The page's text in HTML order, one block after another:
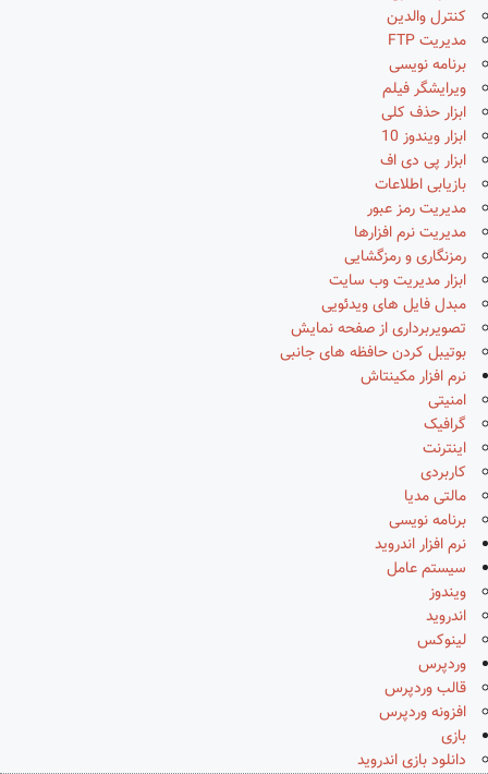
کنترل والدین
مدیریت FTP
برنامه نویسی
ویرایشگر فیلم
ابزار حذف کلی
ابزار ویندوز 10
ابزار پی دی اف
بازیابی اطلاعات
مدیریت رمز عبور
مدیریت نرم افزارها
رمزنگاری و رمزگشایی
ابزار مدیریت وب سایت
مبدل فایل های ویدئویی
تصویربرداری از صفحه نمایش
بوتیبل کردن حافظه های جانبی
نرم افزار مکینتاش
امنیتی
گرافیک
اینترنت
کاربردی
مالتی مدیا
برنامه نویسی
نرم افزار اندروید
سیستم عامل
ویندوز
اندروید
لینوکس
وردپرس
قالب وردپرس
افزونه وردپرس
بازی
دانلود بازی اندروید